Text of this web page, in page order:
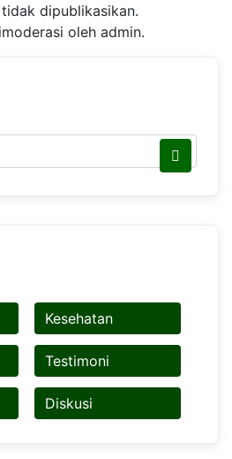
dipublikasikan.
oleh admin.
Kesehatan
Testimoni
Diskusi